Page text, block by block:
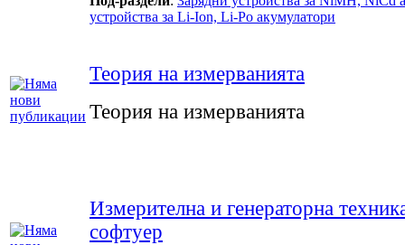
устройства за Li-Ion, Li-Po акумулатори
Теория на измерванията
Теория на измерванията
Измерителна и генераторна
софтуер